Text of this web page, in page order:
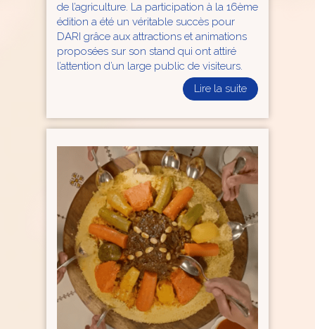
de l’agriculture. La participation à la 16ème
édition a été un véritable succès pour
DARI grâce aux attractions et animations
proposées sur son stand qui ont attiré
l’attention d’un large public de visiteurs.
Lire la suite